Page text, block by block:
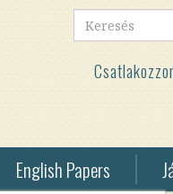
English Papers